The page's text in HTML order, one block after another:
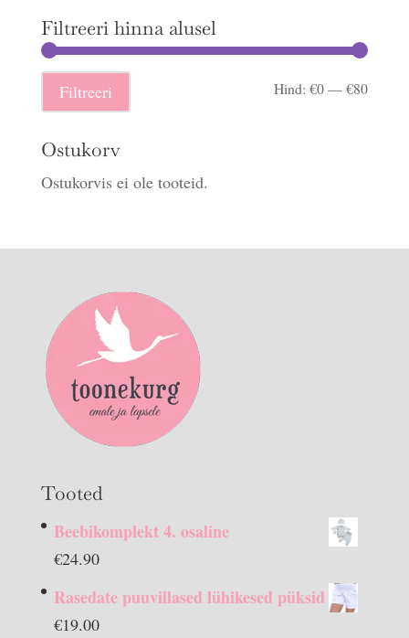
Filtreeri hinna alusel
Filtreeri Hind:€0—€80
Ostukorv
Ostukorvis ei ole tooteid.
Tooted
Beebikomplekt 4. osaline
€24.90
Rasedate puuvillased lühikesed püksid
€19.00